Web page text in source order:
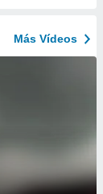
Más Vídeos